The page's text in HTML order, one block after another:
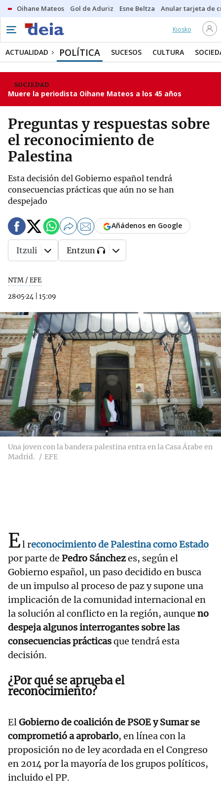
Oihane Mateos Gol de Aduriz Esne Beltza Anular tarjeta de
Kiosko
ACTUALIDAD POLÍTICA SUCESOS CULTURA
SOCIEDAD
Muere la periodista Oihane Mateos a los 45 años
Preguntas y respuestas sobre
el reconocimiento de
Palestina
Esta decisión del Gobierno español tendrá
consecuencias prácticas que aún no se han
despejado
NTM / EFE
28·05·24
15:09
Añádenos en Google
Itzuli Entzun
Una joven con la bandera palestina entra en la Casa Árabe en
Madrid.
EFE
El reconocimiento de Palestina como Estado
por parte de Pedro Sánchezes, según el
Gobierno español, un paso decidido en busca
de un impulso al proceso de paz y supone una
implicación de la comunidad internacional en
la solución al conflicto en la región, aunque no
despeja algunos interrogantes sobre las
consecuencias prácticasque tendrá esta
decisión.
¿Por qué se aprueba el
reconocimiento?
ElGobierno de coalición de PSOE y Sumar se
comprometió a aprobarlo, en línea con la
proposición no de ley acordada en el Congreso
en 2014 por la mayoría de los grupos políticos,
incluido el PP.